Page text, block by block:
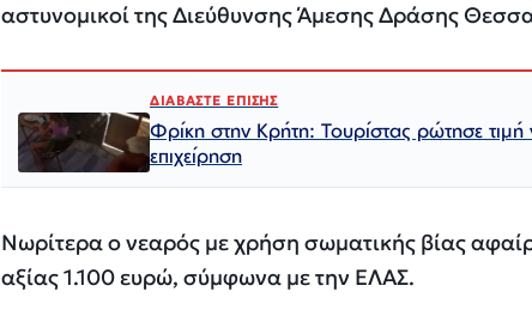
αστυνομικοί της Διεύθυνσης Άμεσης Δράσης
ΔΙΑΒΑΣΤΕ ΕΠΙΣΗΣ
Φρίκη στην Κρήτη: Τουρίστας ρώτησε
επιχείρηση
Νωρίτερα ο νεαρός με χρήση σωματικής βίας
αξίας 1.100 ευρώ, σύμφωνα με την ΕΛΑΣ.